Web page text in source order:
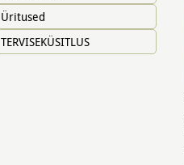
Üritused
TERVISEKÜSITLUS